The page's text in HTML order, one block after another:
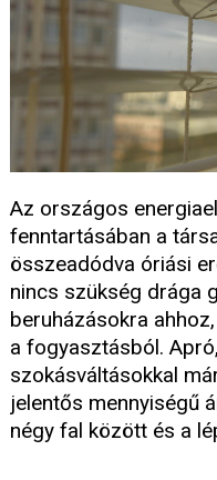
Az országos
fenntartásában a
összeadódva óriási
nincs szükség drága
beruházásokra
a fogyasztásból.
szokásváltásokkal
jelentős mennyiségű
négy fal között és a